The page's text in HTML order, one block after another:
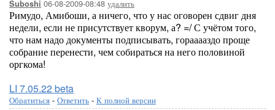
Suboshi 06-08-2009-08:48 удалить
Римудо, Амибоши, а ничего, что у нас оговорен сдвиг дня
недели, если не присутствует кворум, а? =/ С учётом того,
что нам надо документы подписывать, горааааздо проще
собрание перенести, чем собираться на него половиной
оргкома!
LI 7.05.22 beta
Обратиться - Ответить - К полной версии